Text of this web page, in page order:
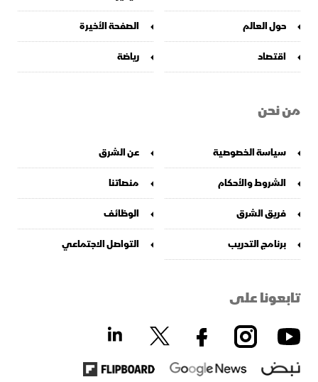
حول العالم
الصفحة الأخيرة
اقتصاد
رياضة
من نحن
سياسة الخصوصية
عن الشرق
الشروط والأحكام
منصاتنا
فريق الشرق
الوظائف
برنامج التدريب
التواصل الاجتماعي
تابعونا على